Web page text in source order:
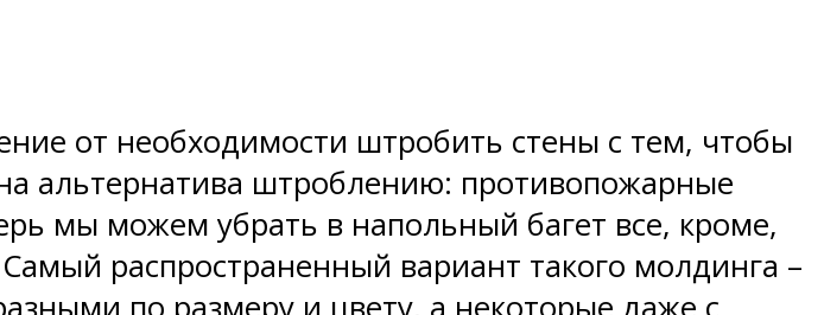
от необходимости штробить стены с тем, чтобы
альтернатива штроблению: противопожарные
мы можем убрать в напольный багет все, кроме,
распространенный вариант такого молдинга –